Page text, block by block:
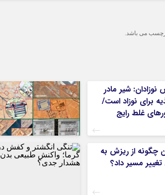
می باشد.
شیر مادر
برای نوزاد است/
غلط رایج
چگونه از ریزش به
مسیر داد؟